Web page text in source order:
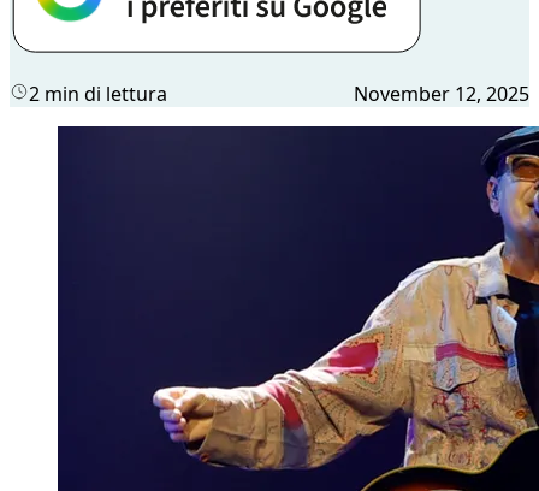
2 min di lettura November 12, 2025